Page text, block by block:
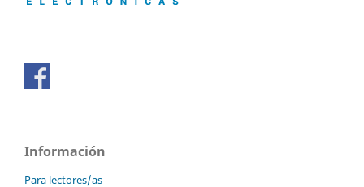
Información
Para lectores/as